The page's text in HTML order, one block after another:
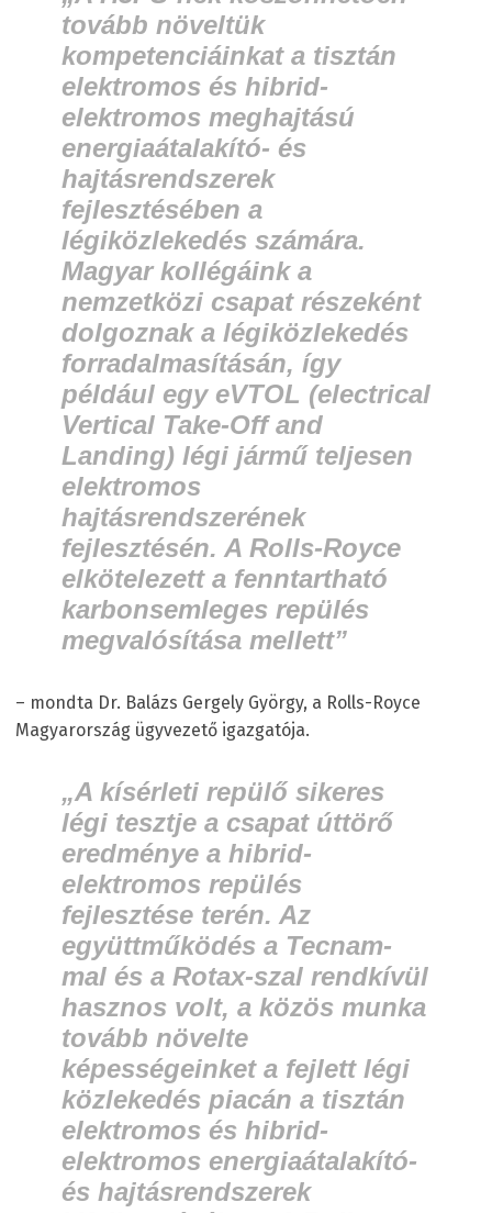
tovább növeltük
kompetenciáinkat a tisztán
elektromos és hibrid-
elektromos meghajtású
energiaátalakító- és
hajtásrendszerek
fejlesztésében a
légiközlekedés számára.
Magyar kollégáink a
nemzetközi csapat részeként
dolgoznak a légiközlekedés
forradalmasításán, így
például egy eVTOL (electrical
Vertical Take-Off and
Landing) légi jármű teljesen
elektromos
hajtásrendszerének
fejlesztésén. A Rolls-Royce
elkötelezett a fenntartható
karbonsemleges repülés
megvalósítása mellett”
– mondta Dr. Balázs Gergely György, a Rolls-Royce
Magyarország ügyvezető igazgatója.
„A kísérleti repülő sikeres
légi tesztje a csapat úttörő
eredménye a hibrid-
elektromos repülés
fejlesztése terén. Az
együttműködés a Tecnam-
mal és a Rotax-szal rendkívül
hasznos volt, a közös munka
tovább növelte
képességeinket a fejlett légi
közlekedés piacán a tisztán
elektromos és hibrid-
elektromos energiaátalakító-
és hajtásrendszerek